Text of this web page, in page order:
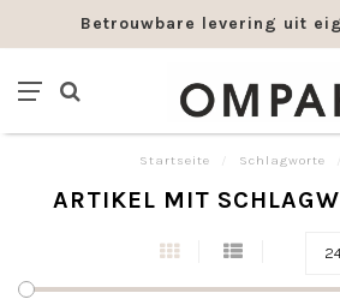
Betrouwbare levering uit
Startseite Schlagworte
ARTIKEL MIT